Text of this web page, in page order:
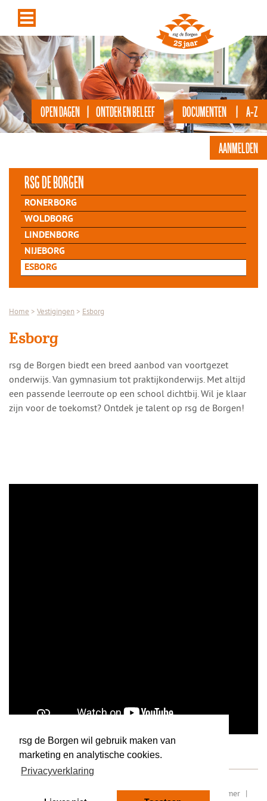
rsg de Borgen wil gebruik maken van
marketing en analytische cookies.
Privacyverklaring
DOCUMENTEN | A-Z
OPEN DAGEN | ONTDEK EN BELEEF
AANMELDEN
rsg de Borgen
RONERBORG
WOLDBORG
LINDENBORG
NIJEBORG
ESBORG
Home > Vestigingen > Esborg
Esborg
rsg de Borgen biedt een breed aanbod van voortgezet
onderwijs. Van gymnasium tot praktijkonderwijs. Met altijd
een passende leerroute op een school dichtbij. Wil je klaar
zijn voor de toekomst? Ontdek je talent op rsg de Borgen!
RSIN/ fiscaal nummer: 8077.87.000 | Sitemap | Disclaimer |